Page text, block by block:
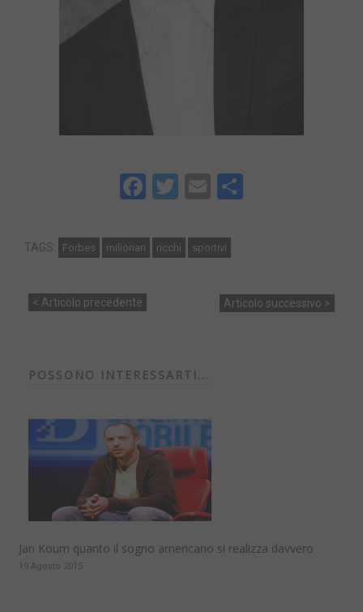
Facebook
Twitter
Email
TAGS: Forbes milionari ricchi sportivi
< Articolo precedente Articolo successivo >
POSSONO INTERESSARTI...
Jan Koum quanto il sogno americano si realizza davvero
19 Agosto 2015